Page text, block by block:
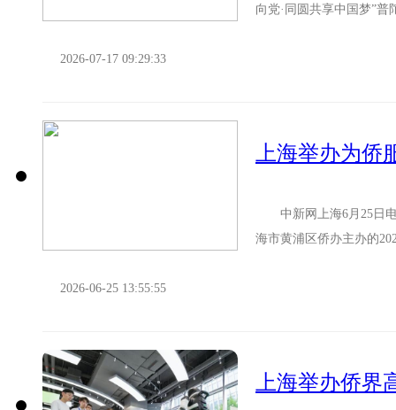
向党·同圆共享中国梦”
2026-07-17 09:29:33
上海举办为
中新网上海6月25日电(
海市黄浦区侨办主办的
2026-06-25 13:55:55
上海举办侨